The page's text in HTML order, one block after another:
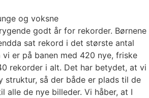
og voksne
godt år for rekorder. Børnene
sat rekord i det største antal
vi er på banen med 420 nye, friske
rekorder i alt. Det har betydet, at vi
struktur, så der både er plads til de
alle de nye billeder. Vi håber, at I